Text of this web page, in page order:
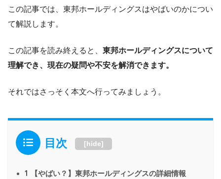
この記事では、東邦ホールディングスはやばいのかについ
て解説します。
この記事を読み終えると、 東邦ホールディングスについて
理解でき、現在の疑問や不安を解消できます。
それではさっそく本文へ行ってみましょう。
目次 [hide]
1 【やばい？】東邦ホールディングスの詳細情報